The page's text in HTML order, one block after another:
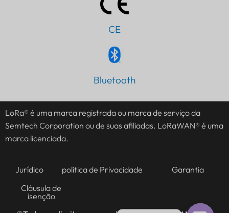
CE
Bluetooth
LoRa® é uma marca registrada ou marca de serviço da
Semtech Corporation ou de suas afiliadas. LoRaWAN® é uma
marca licenciada.
Jurídico política de Privacidade
Garantia
Cláusula de
isenção
ES
JA